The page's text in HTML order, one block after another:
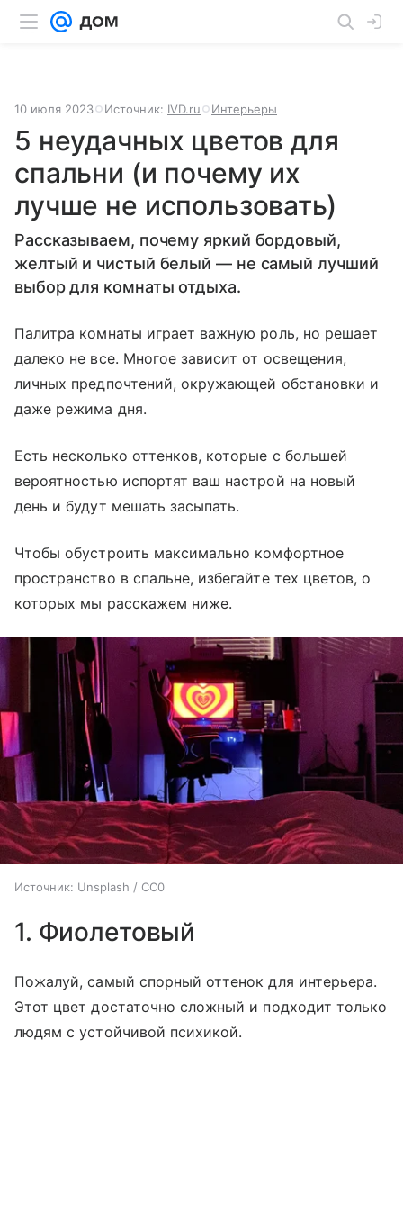
10 июля 2023 Источник: IVD.ru Интерьеры
5 неудачных цветов для
спальни (и почему их
лучше не использовать)
Рассказываем, почему яркий бордовый,
желтый и чистый белый — не самый лучший
выбор для комнаты отдыха.
Палитра комнаты играет важную роль, но решает
далеко не все. Многое зависит от освещения,
личных предпочтений, окружающей обстановки и
даже режима дня.
Есть несколько оттенков, которые с большей
вероятностью испортят ваш настрой на новый
день и будут мешать засыпать.
Чтобы обустроить максимально комфортное
пространство в спальне, избегайте тех цветов, о
которых мы расскажем ниже.
Источник: Unsplash / CC0
1. Фиолетовый
Пожалуй, самый спорный оттенок для интерьера.
Этот цвет достаточно сложный и подходит только
людям с устойчивой психикой.